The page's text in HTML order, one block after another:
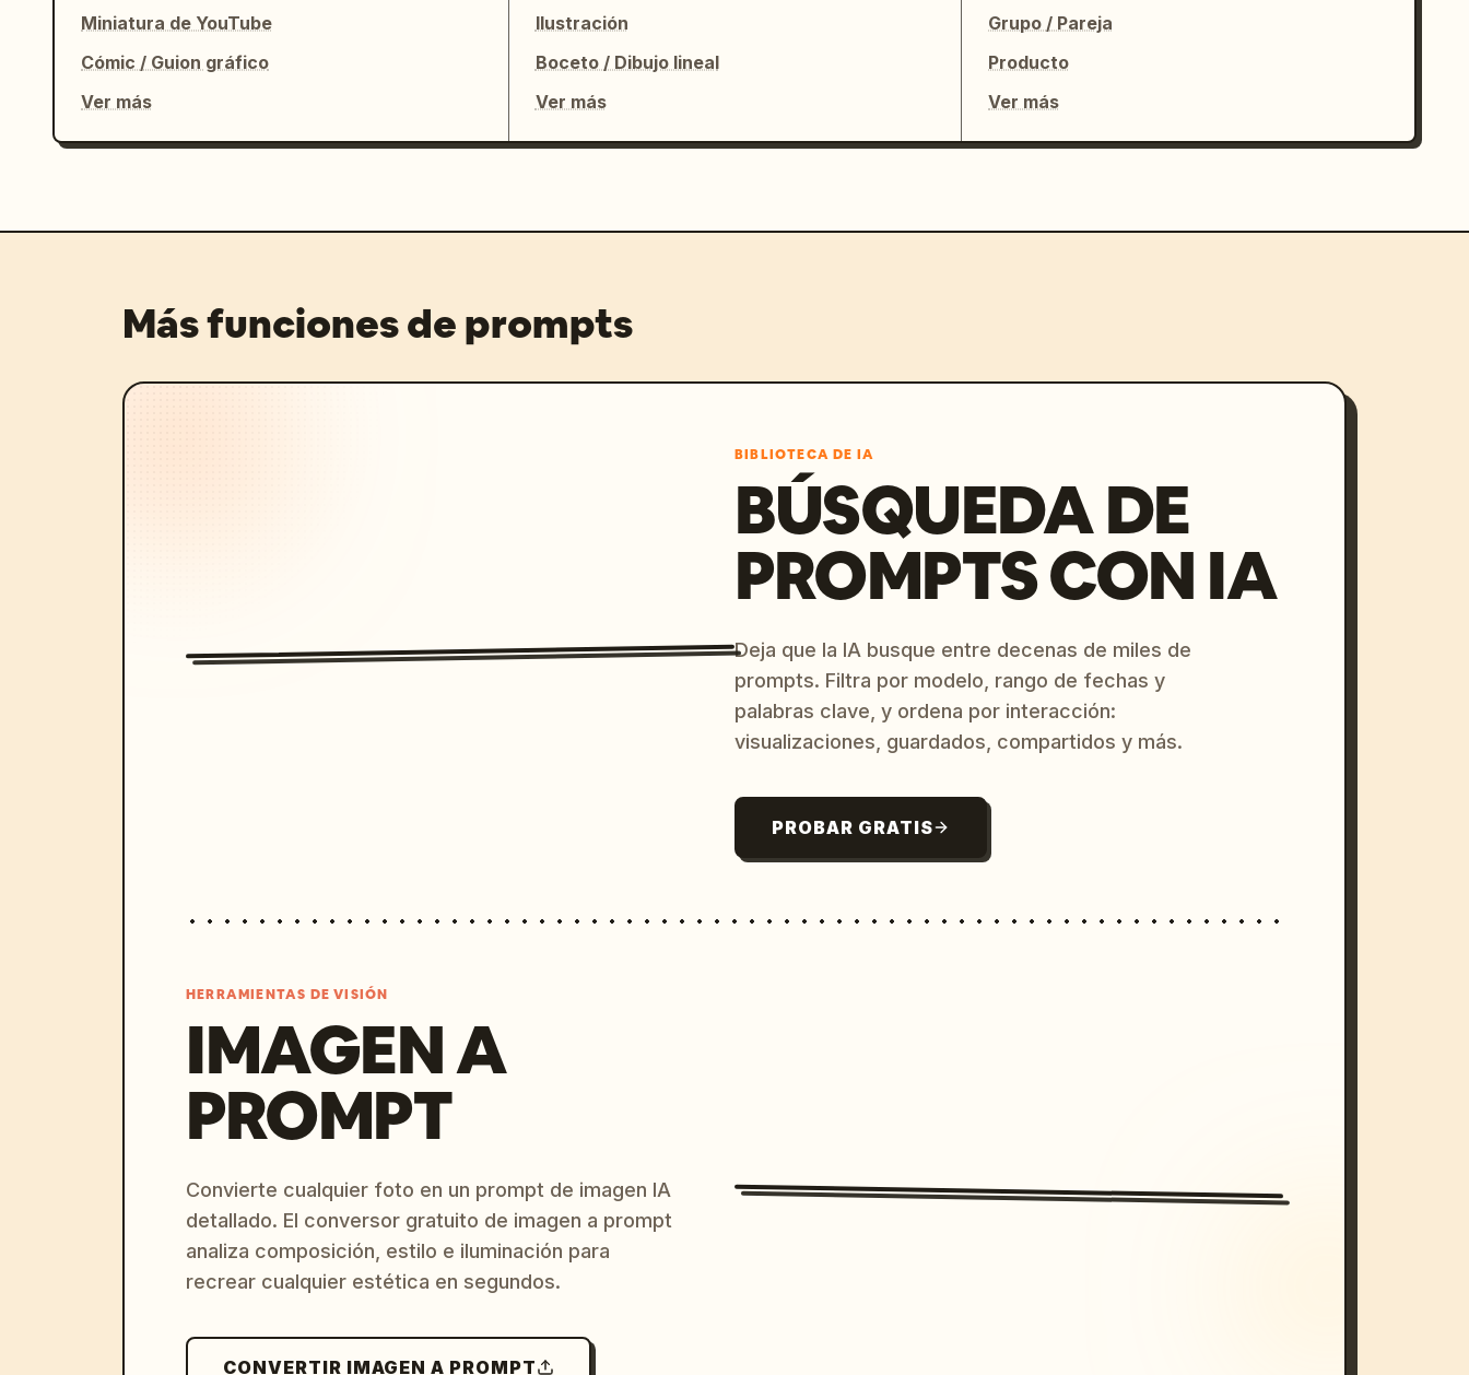
Miniatura de YouTube
Cómic / Guion gráfico
Ver más
Ilustración
Boceto / Dibujo lineal
Ver más
Grupo / Pareja
Producto
Ver más
Más funciones de prompts
BIBLIOTECA DE IA
BÚSQUEDA DE
PROMPTS CON IA
Deja que la IA busque entre decenas de miles de
prompts. Filtra por modelo, rango de fechas y
palabras clave, y ordena por interacción:
visualizaciones, guardados, compartidos y más.
PROBAR GRATIS
HERRAMIENTAS DE VISIÓN
IMAGEN A
PROMPT
Convierte cualquier foto en un prompt de imagen IA
detallado. El conversor gratuito de imagen a prompt
analiza composición, estilo e iluminación para
recrear cualquier estética en segundos.
CONVERTIR IMAGEN A PROMPT